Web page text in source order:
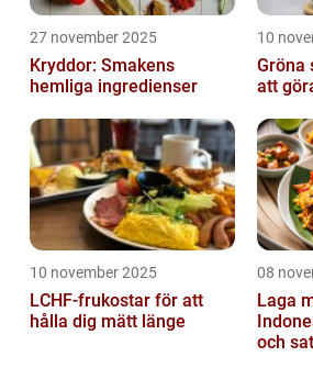
27 november 2025
Kryddor: Smakens
hemliga ingredienser
10
Gröna
att
10 november 2025
LCHF-frukostar för att
hålla dig mätt länge
08
Laga
och